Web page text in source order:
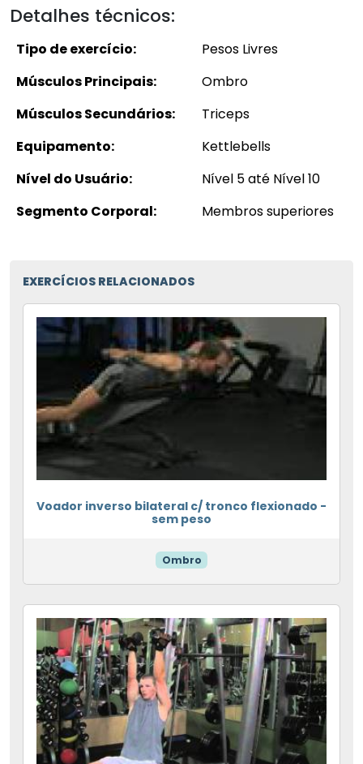
Detalhes técnicos:
Tipo de exercício:
Pesos Livres
Músculos Principais:
Ombro
Músculos Secundários:
Triceps
Equipamento:
Kettlebells
Nível do Usuário:
Nível 5 até Nível 10
Segmento Corporal:
Membros superiores
EXERCÍCIOS RELACIONADOS
Voador inverso bilateral c/ tronco flexionado -
sem peso
Ombro